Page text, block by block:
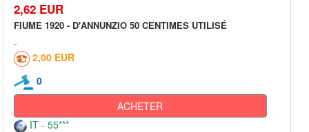
2,62 EUR
FIUME 1920 - D'ANNUNZIO 50 CENTIMES UTILISÉ
2,00 EUR
0
ACHETER
IT - 55***